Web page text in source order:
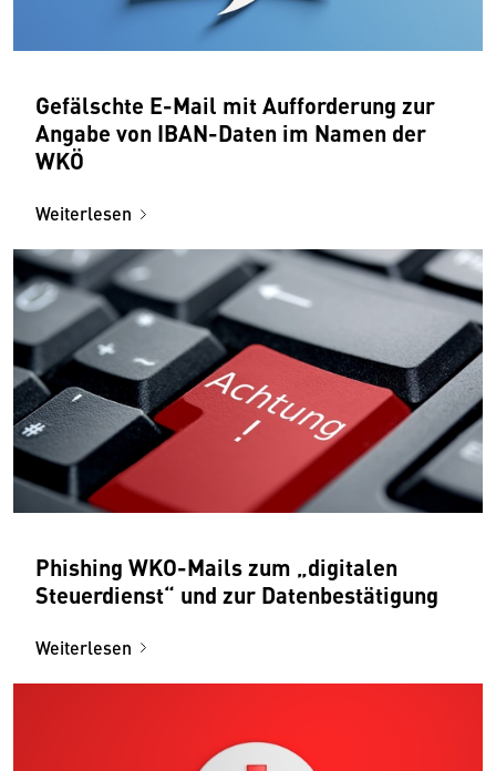
Gefälschte E-Mail mit Aufforderung zur
Angabe von IBAN-Daten im Namen der
WKÖ
Weiterlesen
Phishing WKO-Mails zum „digitalen
Steuerdienst“ und zur Datenbestätigung
Weiterlesen